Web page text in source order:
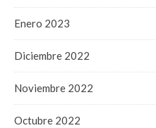
Enero 2023
Diciembre 2022
Noviembre 2022
Octubre 2022